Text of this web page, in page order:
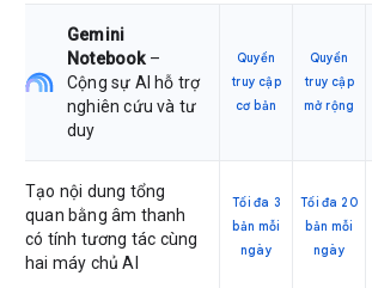
Gemini
Notebook–
Cộng sự AI hỗ trợ
nghiên cứu và tư
duy
Quyền
truy cập
cơ bản
Quyền
truy cập
mở rộng
Tạo nội dung tổng
quan bằng âm thanh
có tính tương tác cùng
hai máy chủ AI
Tối đa 3
bản mỗi
ngày
Tối đa 20
bản mỗi
ngày